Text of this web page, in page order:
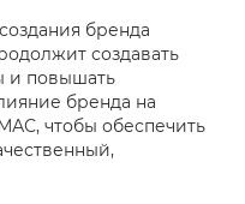
бренда
создавать
и повышать
бренда на
чтобы обеспечить